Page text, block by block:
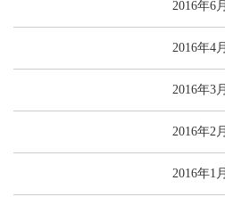
2016年6月
2016年4月
2016年3月
2016年2月
2016年1月